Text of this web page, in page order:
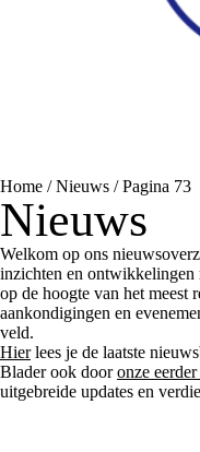
Home /Nieuws /Pagina 73
Nieuws
Welkom op ons
inzichten en
op de hoogte van het meest
aankondigingen en
veld.
Hierlees je de laatste
Blader ook dooronze
uitgebreide updates en